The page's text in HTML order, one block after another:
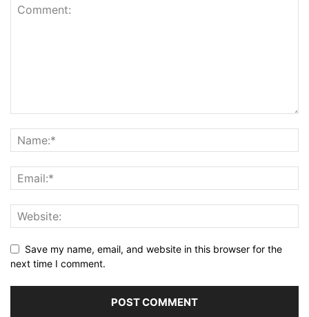
Save my name, email, and website in this browser for the
next time I comment.